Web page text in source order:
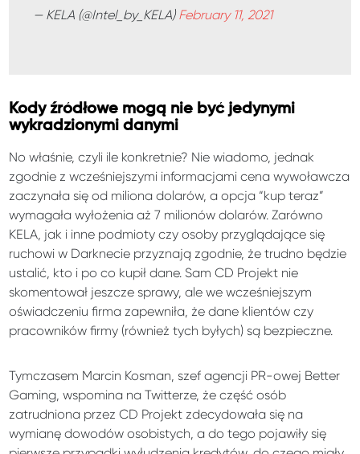
— KELA (@Intel_by_KELA) February 11, 2021
Kody źródłowe mogą nie być jedynymi
wykradzionymi danymi
No właśnie, czyli ile konkretnie? Nie wiadomo, jednak
zgodnie z wcześniejszymi informacjami cena wywoławcza
zaczynała się od miliona dolarów, a opcja “kup teraz”
wymagała wyłożenia aż 7 milionów dolarów. Zarówno
KELA, jak i inne podmioty czy osoby przyglądające się
ruchowi w Darknecie przyznają zgodnie, że trudno będzie
ustalić, kto i po co kupił dane. Sam CD Projekt nie
skomentował jeszcze sprawy, ale we wcześniejszym
oświadczeniu firma zapewniła, że dane klientów czy
pracowników firmy (również tych byłych) są bezpieczne.
Tymczasem Marcin Kosman, szef agencji PR-owej Better
Gaming, wspomina na Twitterze, że część osób
zatrudniona przez CD Projekt zdecydowała się na
wymianę dowodów osobistych, a do tego pojawiły się